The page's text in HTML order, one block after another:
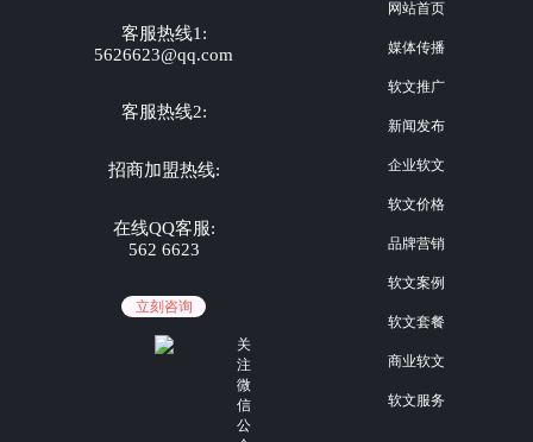
客服热线1:
5626623@qq.com
客服热线2:
招商加盟热线:
在线QQ客服:
562 6623
立刻咨询
关
注
微
信
公
网站首页
媒体传播
软文推广
新闻发布
企业软文
软文价格
品牌营销
软文案例
软文套餐
商业软文
软文服务